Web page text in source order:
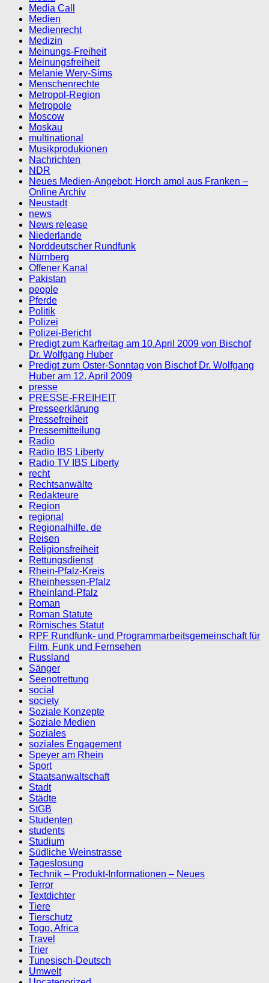
Media Call
Medien
Medienrecht
Medizin
Meinungs-Freiheit
Meinungsfreiheit
Melanie Wery-Sims
Menschenrechte
Metropol-Region
Metropole
Moscow
Moskau
multinational
Musikprodukionen
Nachrichten
NDR
Neues Medien-Angebot: Horch amol aus Franken –
Online Archiv
Neustadt
news
News release
Niederlande
Norddeutscher Rundfunk
Nürnberg
Offener Kanal
Pakistan
people
Pferde
Politik
Polizei
Polizei-Bericht
Predigt zum Karfreitag am 10.April 2009 von Bischof
Dr. Wolfgang Huber
Predigt zum Oster-Sonntag von Bischof Dr. Wolfgang
Huber am 12. April 2009
presse
PRESSE-FREIHEIT
Presseerklärung
Pressefreiheit
Pressemitteilung
Radio
Radio IBS Liberty
Radio TV IBS Liberty
recht
Rechtsanwälte
Redakteure
Region
regional
Regionalhilfe. de
Reisen
Religionsfreiheit
Rettungsdienst
Rhein-Pfalz-Kreis
Rheinhessen-Pfalz
Rheinland-Pfalz
Roman
Roman Statute
Römisches Statut
RPF Rundfunk- und Programmarbeitsgemeinschaft für
Film, Funk und Fernsehen
Russland
Sänger
Seenotrettung
social
society
Soziale Konzepte
Soziale Medien
Soziales
soziales Engagement
Speyer am Rhein
Sport
Staatsanwaltschaft
Stadt
Städte
StGB
Studenten
students
Studium
Südliche Weinstrasse
Tageslosung
Technik – Produkt-Informationen – Neues
Terror
Textdichter
Tiere
Tierschutz
Togo, Africa
Travel
Trier
Tunesisch-Deutsch
Umwelt